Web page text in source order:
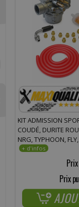
KIT ADMISSION
COUDÉ, DURITE
NRG, TYPHOON,
DNA, STALKER,
Prix